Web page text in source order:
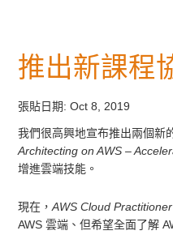
推出新課程
張貼日期: Oct 8, 2019
我們很高興地宣布推出兩個新
Architecting on AWS –
增進雲端技能。
現在， AWS Cloud
AWS 雲端、但希望全面了解